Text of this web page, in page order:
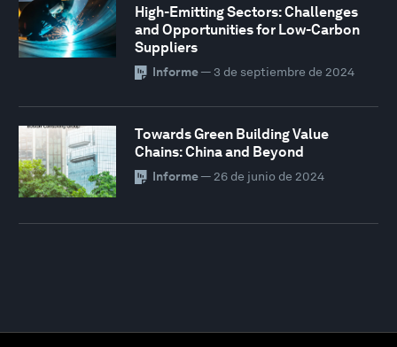
High-Emitting Sectors: Challenges
and Opportunities for Low-Carbon
Suppliers
Informe— 3 de septiembre de 2024
Towards Green Building Value
Chains: China and Beyond
Informe— 26 de junio de 2024